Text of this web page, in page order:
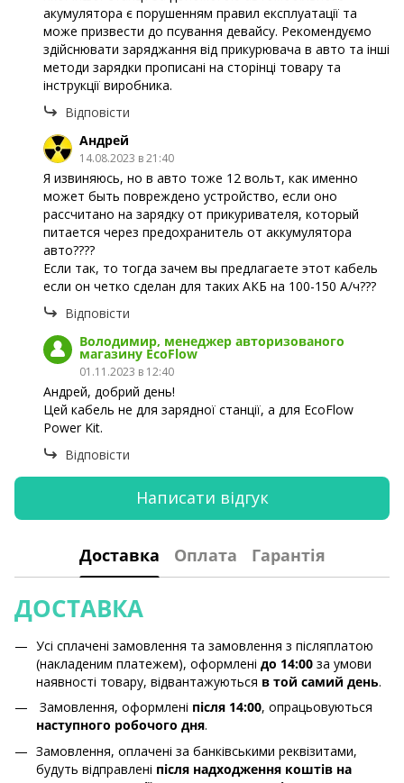
акумулятора є порушенням правил експлуатації та
може призвести до псування девайсу. Рекомендуємо
здійснювати заряджання від прикурювача в авто та інші
методи зарядки прописані на сторінці товару та
інструкції виробника.
Відповісти
Андрей
14.08.2023 в 21:40
Я извиняюсь, но в авто тоже 12 вольт, как именно
может быть повреждено устройство, если оно
рассчитано на зарядку от прикуривателя, который
питается через предохранитель от аккумулятора
авто????
Если так, то тогда зачем вы предлагаете этот кабель
если он четко сделан для таких АКБ на 100-150 А/ч???
Відповісти
Володимир, менеджер авторизованого
магазину EcoFlow
01.11.2023 в 12:40
Андрей, добрий день!
Цей кабель не для зарядної станції, а для EcoFlow
Power Kit.
Відповісти
Написати відгук
Доставка Оплата Гарантія
ДОСТАВКА
Усі сплачені замовлення та замовлення з післяплатою
(накладеним платежем), оформлені до 14:00 за умови
наявності товару, відвантажуються в той самий день.
Замовлення, оформлені після 14:00, опрацьовуються
наступного робочого дня.
Замовлення, оплачені за банківськими реквізитами,
будуть відправлені після надходження коштів на